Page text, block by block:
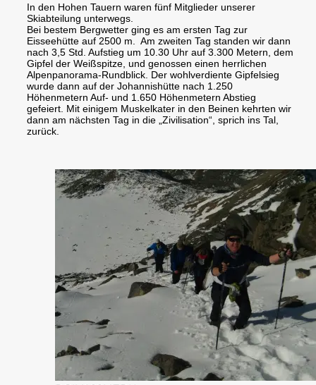
In den Hohen Tauern waren fünf Mitglieder unserer
Skiabteilung unterwegs.
Bei bestem Bergwetter ging es am ersten Tag zur
Eisseehütte auf 2500 m. Am zweiten Tag standen wir dann
nach 3,5 Std. Aufstieg um 10.30 Uhr auf 3.300 Metern, dem
Gipfel der Weißspitze, und genossen einen herrlichen
Alpenpanorama-Rundblick. Der wohlverdiente Gipfelsieg
wurde dann auf der Johannishütte nach 1.250
Höhenmetern Auf- und 1.650 Höhenmetern Abstieg
gefeiert. Mit einigem Muskelkater in den Beinen kehrten wir
dann am nächsten Tag in die „Zivilisation“, sprich ins Tal,
zurück.